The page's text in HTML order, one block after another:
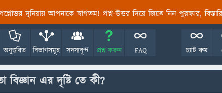
দুনিয়ায় আপনাকে স্বাগতম! প্রশ্ন-উত্তর দিয়ে জিতে নিন পুরস্কার,
অনুত্তরিত বিভাগসমূহ সদস্যবৃন্দ প্রশ্ন করুন FAQ চ্যাট রুম
বিজ্ঞান এর দৃষ্টি তে কী?